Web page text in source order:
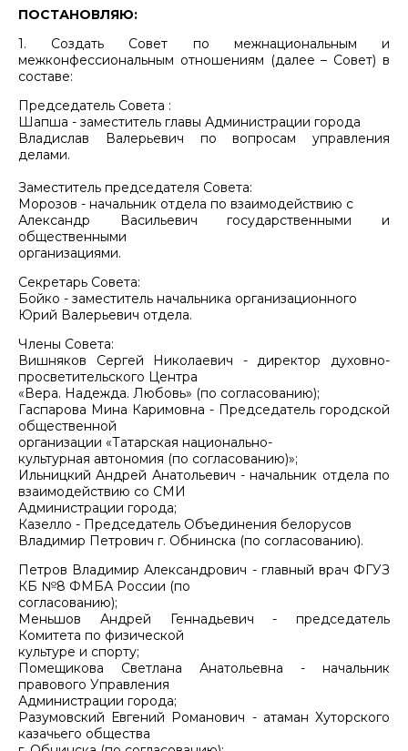
ПОСТАНОВЛЯЮ:
1. Создать Совет по межнациональным и
межконфессиональным отношениям (далее – Совет) в
составе:
Председатель Совета :
Шапша - заместитель главы Администрации города
Владислав Валерьевич по вопросам управления
делами.
Заместитель председателя Совета:
Морозов - начальник отдела по взаимодействию с
Александр Васильевич государственными и
общественными
организациями.
Секретарь Совета:
Бойко - заместитель начальника организационного
Юрий Валерьевич отдела.
Члены Совета:
Вишняков Сергей Николаевич - директор духовно-
просветительского Центра
«Вера. Надежда. Любовь» (по согласованию);
Гаспарова Мина Каримовна - Председатель городской
общественной
организации «Татарская национально-
культурная автономия (по согласованию)»;
Ильницкий Андрей Анатольевич - начальник отдела по
взаимодействию со СМИ
Администрации города;
Казелло - Председатель Объединения белорусов
Владимир Петрович г. Обнинска (по согласованию).
Петров Владимир Александрович - главный врач ФГУЗ
КБ №8 ФМБА России (по
согласованию);
Меньшов Андрей Геннадьевич - председатель
Комитета по физической
культуре и спорту;
Помещикова Светлана Анатольевна - начальник
правового Управления
Администрации города;
Разумовский Евгений Романович - атаман Хуторского
казачьего общества